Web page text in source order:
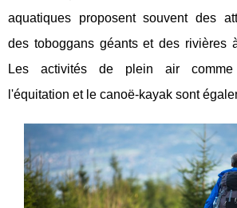
aquatiques proposent souvent des
des toboggans géants et des rivières
Les activités de plein air comme
l'équitation et le canoë-kayak sont